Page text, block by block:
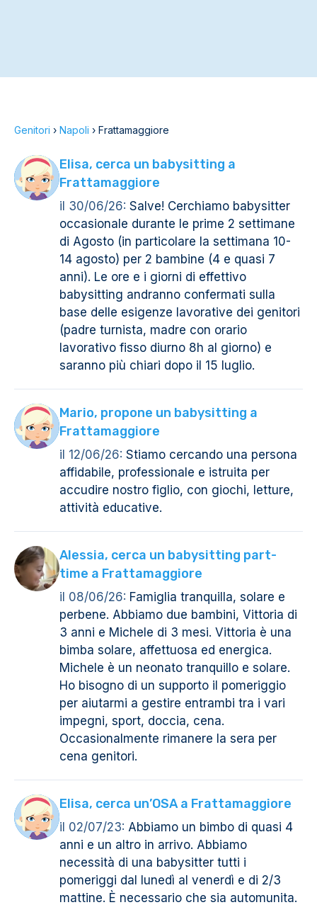
Genitori › Napoli › Frattamaggiore
Elisa, cerca un babysitting a
Frattamaggiore
il 30/06/26: Salve! Cerchiamo babysitter
occasionale durante le prime 2 settimane
di Agosto (in particolare la settimana 10-
14 agosto) per 2 bambine (4 e quasi 7
anni). Le ore e i giorni di effettivo
babysitting andranno confermati sulla
base delle esigenze lavorative dei genitori
(padre turnista, madre con orario
lavorativo fisso diurno 8h al giorno) e
saranno più chiari dopo il 15 luglio.
Mario, propone un babysitting a
Frattamaggiore
il 12/06/26: Stiamo cercando una persona
affidabile, professionale e istruita per
accudire nostro figlio, con giochi, letture,
attività educative.
Alessia, cerca un babysitting part-
time a Frattamaggiore
il 08/06/26: Famiglia tranquilla, solare e
perbene. Abbiamo due bambini, Vittoria di
3 anni e Michele di 3 mesi. Vittoria è una
bimba solare, affettuosa ed energica.
Michele è un neonato tranquillo e solare.
Ho bisogno di un supporto il pomeriggio
per aiutarmi a gestire entrambi tra i vari
impegni, sport, doccia, cena.
Occasionalmente rimanere la sera per
cena genitori.
Elisa, cerca un’OSA a Frattamaggiore
il 02/07/23: Abbiamo un bimbo di quasi 4
anni e un altro in arrivo. Abbiamo
necessità di una babysitter tutti i
pomeriggi dal lunedì al venerdì e di 2/3
mattine. È necessario che sia automunita.